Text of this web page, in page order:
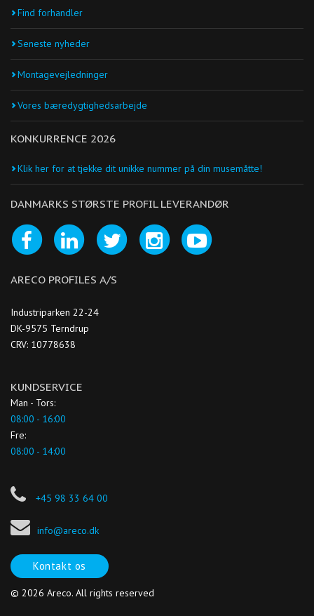
Find forhandler
Seneste nyheder
Montagevejledninger
Vores bæredygtighedsarbejde
KONKURRENCE 2026
Klik her for at tjekke dit unikke nummer på din musemåtte!
DANMARKS STØRSTE PROFIL LEVERANDØR
ARECO PROFILES A/S
Industriparken 22-24
DK-9575 Terndrup
CRV: 10778638
KUNDSERVICE
Man - Tors:
08:00 - 16:00
Fre:
08:00 - 14:00
+45 98 33 64 00
info@areco.dk
Kontakt os
© 2026 Areco. All rights reserved